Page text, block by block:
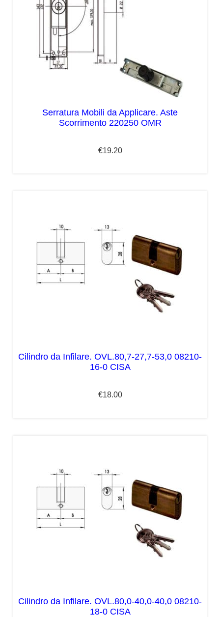
Serratura Mobili da Applicare. Aste
Scorrimento 220250 OMR
€19.20
Cilindro da Infilare. OVL.80,7-27,7-53,0 08210-
16-0 CISA
€18.00
Cilindro da Infilare. OVL.80,0-40,0-40,0 08210-
18-0 CISA